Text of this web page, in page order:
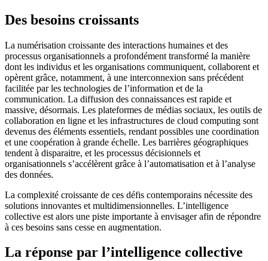
Des besoins croissants
La numérisation croissante des interactions humaines et des
processus organisationnels a profondément transformé la manière
dont les individus et les organisations communiquent, collaborent et
opèrent grâce, notamment, à une interconnexion sans précédent
facilitée par les technologies de l’information et de la
communication. La diffusion des connaissances est rapide et
massive, désormais. Les plateformes de médias sociaux, les outils de
collaboration en ligne et les infrastructures de cloud computing sont
devenus des éléments essentiels, rendant possibles une coordination
et une coopération à grande échelle. Les barrières géographiques
tendent à disparaitre, et les processus décisionnels et
organisationnels s’accélèrent grâce à l’automatisation et à l’analyse
des données.
La complexité croissante de ces défis contemporains nécessite des
solutions innovantes et multidimensionnelles. L’intelligence
collective est alors une piste importante à envisager afin de répondre
à ces besoins sans cesse en augmentation.
La réponse par l’intelligence collective